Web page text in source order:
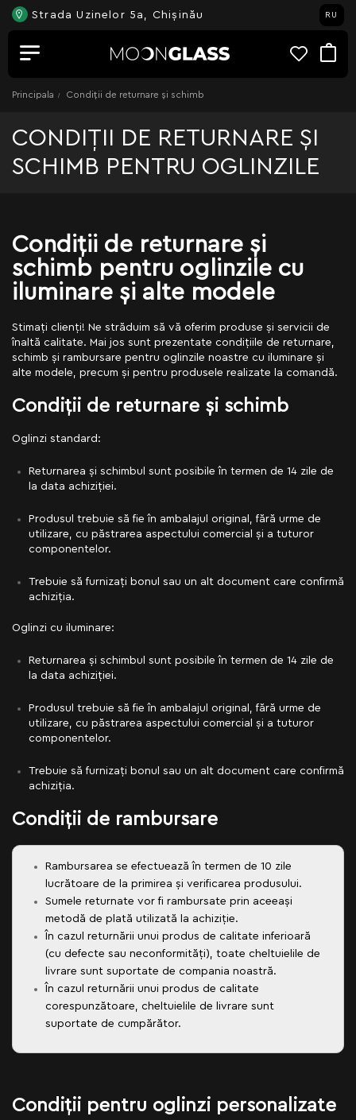
Strada Uzinelor 5a, Chișinău RU
Principala Condiții de returnare și schimb
CONDIȚII DE RETURNARE ȘI
SCHIMB PENTRU OGLINZILE
Condiții de returnare și
schimb pentru oglinzile cu
iluminare și alte modele
Stimați clienți! Ne străduim să vă oferim produse și servicii de
înaltă calitate. Mai jos sunt prezentate condițiile de returnare,
schimb și rambursare pentru oglinzile noastre cu iluminare și
alte modele, precum și pentru produsele realizate la comandă.
Condiții de returnare și schimb
Oglinzi standard:
Returnarea și schimbul sunt posibile în termen de 14 zile de
la data achiziției.
Produsul trebuie să fie în ambalajul original, fără urme de
utilizare, cu păstrarea aspectului comercial și a tuturor
componentelor.
Trebuie să furnizați bonul sau un alt document care confirmă
achiziția.
Oglinzi cu iluminare:
Returnarea și schimbul sunt posibile în termen de 14 zile de
la data achiziției.
Produsul trebuie să fie în ambalajul original, fără urme de
utilizare, cu păstrarea aspectului comercial și a tuturor
componentelor.
Trebuie să furnizați bonul sau un alt document care confirmă
achiziția.
Condiții de rambursare
Rambursarea se efectuează în termen de 10 zile
lucrătoare de la primirea și verificarea produsului.
Sumele returnate vor fi rambursate prin aceeași
metodă de plată utilizată la achiziție.
În cazul returnării unui produs de calitate inferioară
(cu defecte sau neconformități), toate cheltuielile de
livrare sunt suportate de compania noastră.
În cazul returnării unui produs de calitate
corespunzătoare, cheltuielile de livrare sunt
suportate de cumpărător.
Condiții pentru oglinzi personalizate